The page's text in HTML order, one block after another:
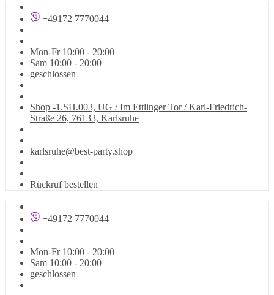
+49172 7770044
Mon-Fr 10:00 - 20:00
Sam 10:00 - 20:00
geschlossen
Shop -1.SH.003, UG / Im Ettlinger Tor / Karl-Friedrich-
Straße 26, 76133, Karlsruhe
karlsruhe@best-party.shop
Rückruf bestellen
+49172 7770044
Mon-Fr 10:00 - 20:00
Sam 10:00 - 20:00
geschlossen